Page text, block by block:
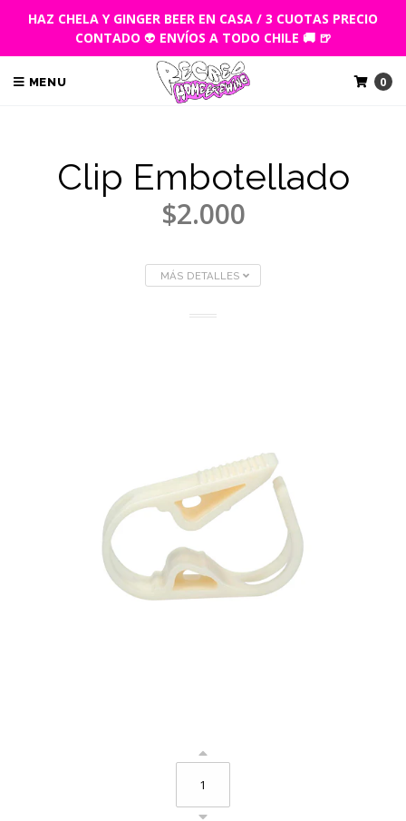
HAZ CHELA Y GINGER BEER EN CASA / 3 CUOTAS PRECIO
CONTADO 👽 ENVÍOS A TODO CHILE 🚚 🍺
MENU 0
Clip Embotellado
$2.000
MÁS DETALLES